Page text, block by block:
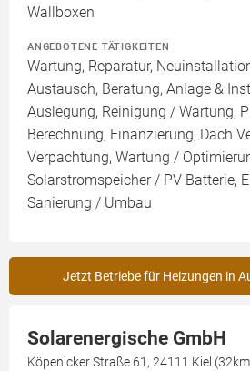
Wallboxen
ANGEBOTENE TÄTIGKEITEN
Wartung, Reparatur,
Austausch, Beratung, Anlage &
Auslegung, Reinigung / Wartung,
Berechnung, Finanzierung, Dach
Verpachtung, Wartung /
Solarstromspeicher / PV Batterie,
Sanierung / Umbau
Jetzt Betriebe für Heizungen in
Solarenergische GmbH
Köpenicker Straße 61, 24111 Kiel